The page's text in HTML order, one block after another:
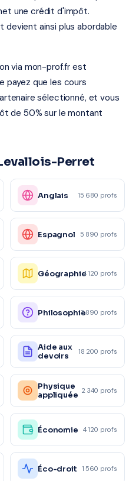
une crédit d'impôt.
ainsi plus abordable
via mon-prof.fr est
payez que les cours
sélectionné, et vous
de 50% sur le montant
Perret
Anglais 15 680 profs
Espagnol 5 890 profs
Géographie4 120 profs
Philosophie3 890 profs
Aide aux
devoirs
18 200 profs
Physique
appliquée 2 340 profs
Économie 4 120 profs
Éco-droit 1 560 profs